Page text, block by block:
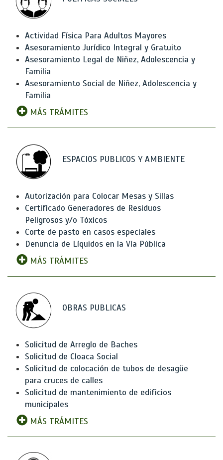
Actividad Física Para Adultos Mayores
Asesoramiento Jurídico Integral y Gratuito
Asesoramiento Legal de Niñez, Adolescencia y
Familia
Asesoramiento Social de Niñez, Adolescencia y
Familia
MÁS TRÁMITES
ESPACIOS PUBLICOS Y AMBIENTE
Autorización para Colocar Mesas y Sillas
Certificado Generadores de Residuos
Peligrosos y/o Tóxicos
Corte de pasto en casos especiales
Denuncia de Líquidos en la Vía Pública
MÁS TRÁMITES
OBRAS PUBLICAS
Solicitud de Arreglo de Baches
Solicitud de Cloaca Social
Solicitud de colocación de tubos de desagüe
para cruces de calles
Solicitud de mantenimiento de edificios
municipales
MÁS TRÁMITES